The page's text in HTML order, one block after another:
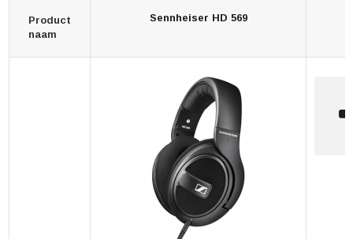
Product
naam
Sennheiser HD 569